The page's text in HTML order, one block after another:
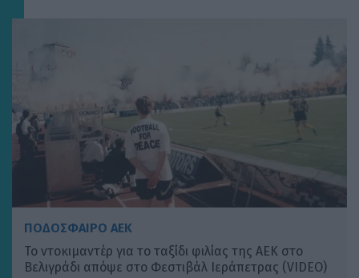
ΠΟΔΟΣΦΑΙΡΟ ΑΕΚ
Το ντοκιμαντέρ για το ταξίδι φιλίας της ΑΕΚ στο
Βελιγράδι απόψε στο Φεστιβάλ Ιεράπετρας (VIDEO)